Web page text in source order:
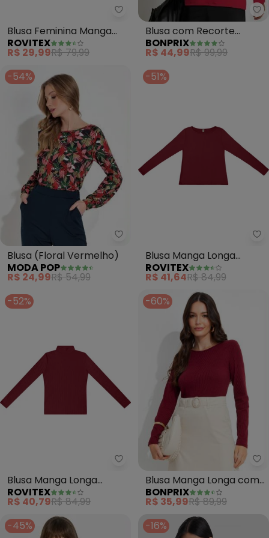
Rovitex - Blusa Feminina
Blusa Feminina Manga
7/8 (Vermelho)
ROVITEX
R$ 29,99R$ 79,99
Blusa com Recorte
Vazado (Bordô)
BONPRIX
R$ 44,99R$ 99,99
-54%
Moda Pop - Blusa (Floral
Blusa (Floral Vermelho)
MODA POP
R$ 24,99R$ 54,99
-51%
Blusa Manga Longa
(Vermelho)
ROVITEX
R$ 41,64R$ 84,99
-52%
Rovitex - Blusa Manga Longa
Blusa Manga Longa
Ribana Canelada
(Vermelho)
ROVITEX
R$ 40,79R$ 84,99
-60%
Blusa Manga Longa com
Recorte Vazado (Bordô)
BONPRIX
R$ 35,99R$ 89,99
-45%
-16%